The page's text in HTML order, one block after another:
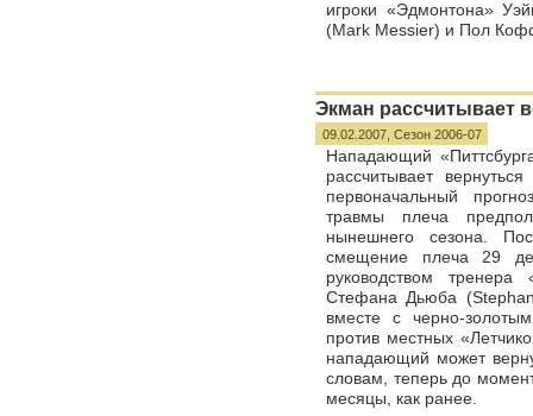
игроки «Эдмонтона»
(Mark Messier) и Пол
Экман рассчитывает
09.02.2007, Сезон 2006-07
Нападающий
рассчитывает
первоначальный
травмы плеча
нынешнего сезона.
смещение плеча 29
руководством тренера
Стефана Дьюба
вместе с черно-
против местных
нападающий может
словам, теперь до
месяцы, как ранее.